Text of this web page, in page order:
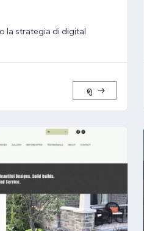
la strategia di digital
ดู